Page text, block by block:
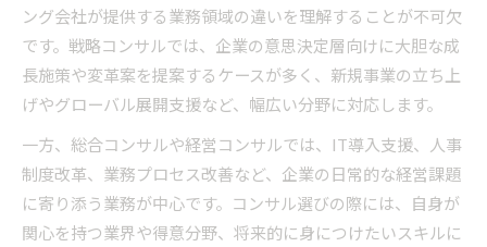
ング会社が提供する業務領域の違いを理解することが不可欠
です。戦略コンサルでは、企業の意思決定層向けに大胆な成
長施策や変革案を提案するケースが多く、新規事業の立ち上
げやグローバル展開支援など、幅広い分野に対応します。
一方、総合コンサルや経営コンサルでは、IT導入支援、人事
制度改革、業務プロセス改善など、企業の日常的な経営課題
に寄り添う業務が中心です。コンサル選びの際には、自身が
関心を持つ業界や得意分野、将来的に身につけたいスキルに